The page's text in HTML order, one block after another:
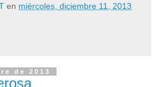
en miércoles, diciembre 11, 2013
de 2013